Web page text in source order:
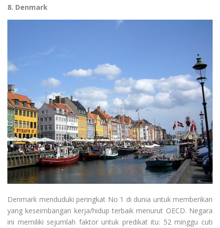
8. Denmark
Denmark menduduki peringkat No 1 di dunia untuk memberikan
yang keseimbangan kerja/hidup terbaik menurut OECD. Negara
ini memiliki sejumlah faktor untuk predikat itu: 52 minggu cuti